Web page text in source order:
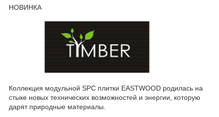
НОВИНКА
Коллекция модульной SPC плитки EASTWOOD родилась на
стыке новых технических возможностей и энергии, которую
дарят природные материалы.